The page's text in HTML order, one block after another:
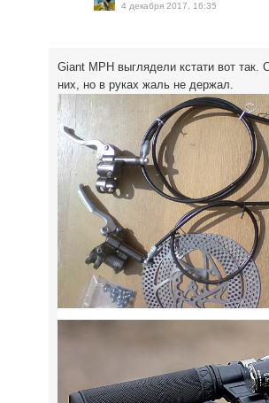
4 декабря 2017, 16:35
Giant MPH выглядели кстати вот так.
них, но в руках жаль не держал.